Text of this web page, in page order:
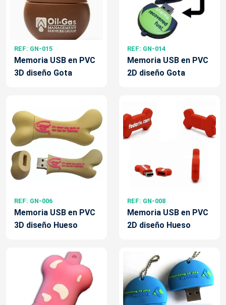
REF: GN-015
Memoria USB en PVC
3D diseño Gota
REF: GN-014
Memoria USB en PVC
2D diseño Gota
REF: GN-006
Memoria USB en PVC
3D diseño Hueso
REF: GN-008
Memoria USB en PVC
2D diseño Hueso